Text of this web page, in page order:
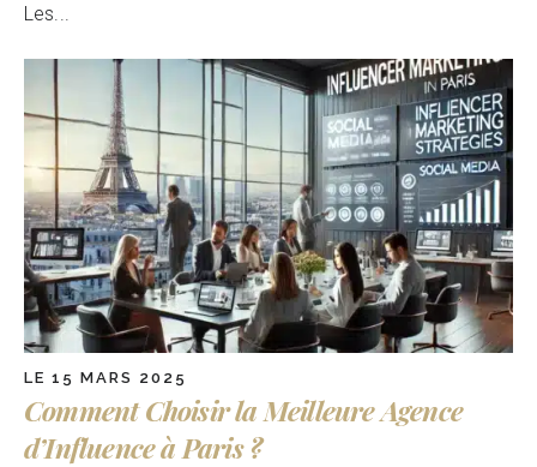
Les...
LE 15 MARS 2025
Comment Choisir la Meilleure Agence
d’Influence à Paris ?